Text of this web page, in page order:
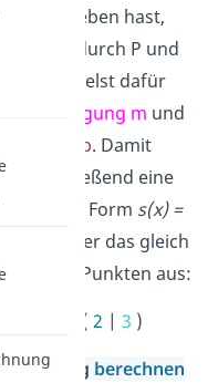
gegeben hast,
Sekante durch P und
Du ermittelst dafür
m und
b. Damit
anschließend eine
der Form s(x) =
Probier das gleich
Punkten aus:
(2 |3 )
Steigung berechnen